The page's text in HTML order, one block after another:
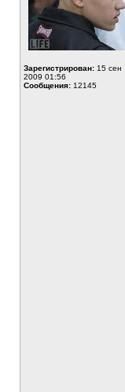
Зарегистрирован: 15 сен
2009 01:56
Сообщения: 12145